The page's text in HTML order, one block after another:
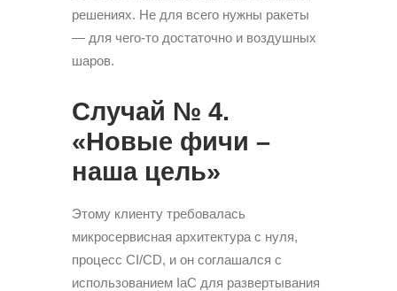
решениях. Не для всего нужны ракеты
— для чего-то достаточно и воздушных
шаров.
Случай № 4.
«Новые фичи –
наша цель»
Этому клиенту требовалась
микросервисная архитектура с нуля,
процесс CI/CD, и он соглашался с
использованием IaC для развертывания